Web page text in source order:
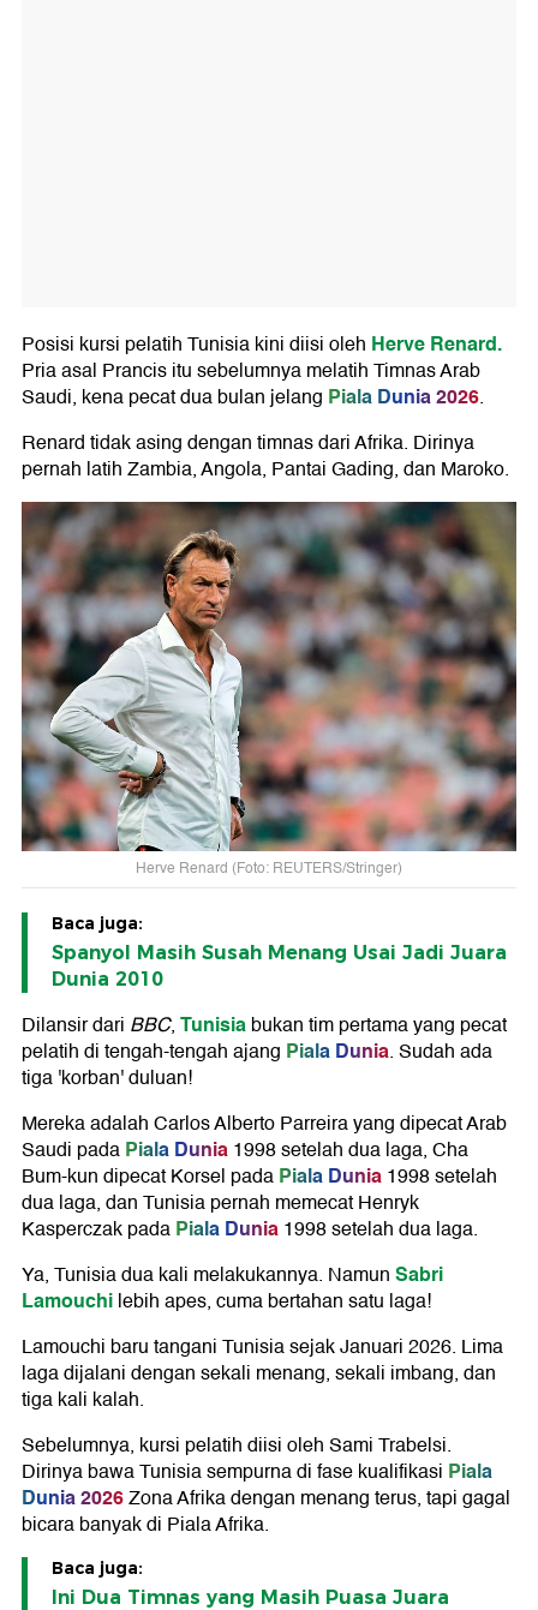
Posisi kursi pelatih Tunisia kini diisi oleh Herve Renard.
Pria asal Prancis itu sebelumnya melatih Timnas Arab
Saudi, kena pecat dua bulan jelang Piala Dunia 2026.
Renard tidak asing dengan timnas dari Afrika. Dirinya
pernah latih Zambia, Angola, Pantai Gading, dan Maroko.
Herve Renard (Foto: REUTERS/Stringer)
Baca juga:
Spanyol Masih Susah Menang Usai Jadi Juara
Dunia 2010
Dilansir dari BBC,Tunisiabukan tim pertama yang pecat
pelatih di tengah-tengah ajang Piala Dunia. Sudah ada
tiga 'korban' duluan!
Mereka adalah Carlos Alberto Parreira yang dipecat Arab
Saudi padaPiala Dunia1998 setelah dua laga, Cha
Bum-kun dipecat Korsel padaPiala Dunia1998 setelah
dua laga, dan Tunisia pernah memecat Henryk
Kasperczak padaPiala Dunia1998 setelah dua laga.
Ya, Tunisia dua kali melakukannya. NamunSabri
Lamouchilebih apes, cuma bertahan satu laga!
Lamouchi baru tangani Tunisia sejak Januari 2026. Lima
laga dijalani dengan sekali menang, sekali imbang, dan
tiga kali kalah.
Sebelumnya, kursi pelatih diisi oleh Sami Trabelsi.
Dirinya bawa Tunisia sempurna di fase kualifikasi Piala
Dunia 2026Zona Afrika dengan menang terus, tapi gagal
bicara banyak di Piala Afrika.
Baca juga:
Ini Dua Timnas yang Masih Puasa Juara